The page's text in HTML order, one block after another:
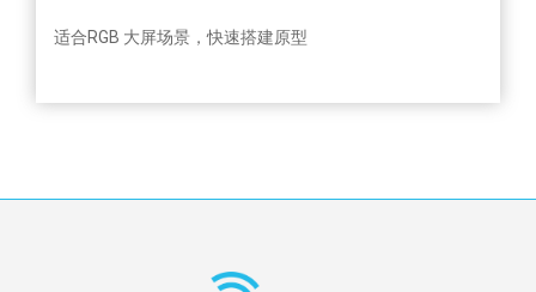
适合RGB 大屏场景，快速搭建原型